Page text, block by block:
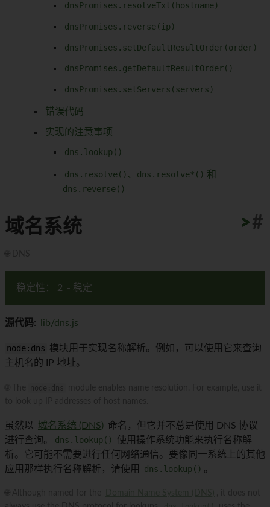
dnsPromises.resolveTxt(hostname)
dnsPromises.reverse(ip)
dnsPromises.setDefaultResultOrder(order)
dnsPromises.getDefaultResultOrder()
dnsPromises.setServers(servers)
错误代码
实现的注意事项
dns.lookup()
dns.resolve() 、 dns.resolve*() 和
dns.reverse()
域名系统 #
>
>
>
>
>
>
>
>
>
>
稳定性： 2 - 稳定
源代码: lib/dns.js
node:dns 模块用于实现名称解析。例如，可以使用它来查询
主机名的 IP 地址。
虽然以 域名系统 (DNS) 命名，但它并不总是使用 DNS 协议
进行查询。
dns.lookup()
使用操作系统功能来执行名称解
析。它可能不需要进行任何网络通信。要像同一系统上的其他
应用那样执行名称解析，请使用
dns.lookup() 。